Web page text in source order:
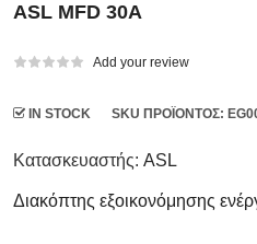
ASL MFD 30A
Add your review
IN STOCK SKU ΠΡΟΪΌΝΤΟΣ:
Κατασκευαστής: ASL
Διακόπτης εξοικονόμησης